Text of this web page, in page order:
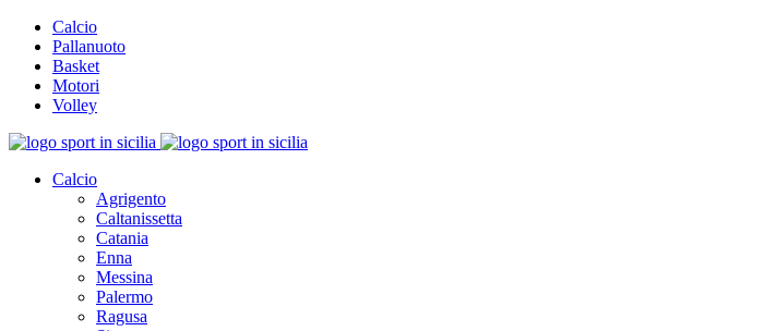
Calcio
Pallanuoto
Basket
Motori
Volley
Calcio
Agrigento
Caltanissetta
Catania
Enna
Messina
Palermo
Ragusa